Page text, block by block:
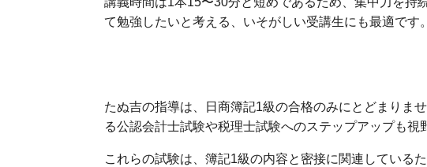
て勉強したいと考える、いそがしい受講生にも最適です。
たぬ吉の指導は、日商簿記1級の合格のみにとどまりま
る公認会計士試験や税理士試験へのステップアップも視
これらの試験は、簿記1級の内容と密接に関連している